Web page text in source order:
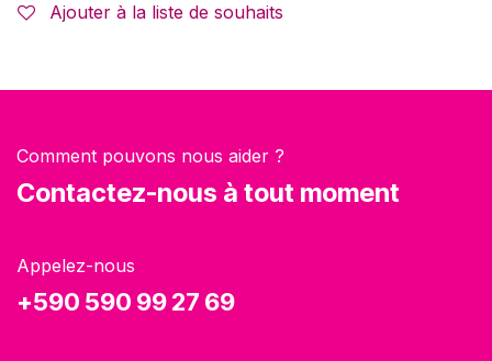
Ajouter à la liste de souhaits
Comment pouvons nous aider ?
Contactez-nous à tout moment
Appelez-nous
+590 590 99 27 69